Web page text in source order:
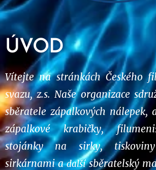
ÚVOD
Vítejte na stránkách Českého
svazu, z.s. Naše organizace
sběratele zápalkových nálepek,
zápalkové krabičky,
stojánky na sirky,
sirkárnami adalšísběratelský